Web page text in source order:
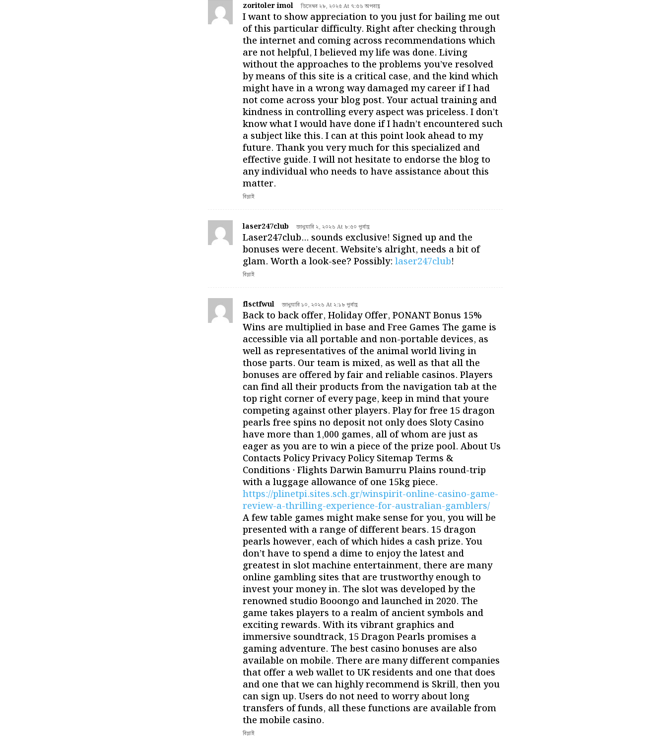
zoritoler imol ডিসেম্বর ২৮, ২০২৫ At ৭:৫৬ অপরাহ্ণ
I want to show appreciation to you just for bailing me out
of this particular difficulty. Right after checking through
the internet and coming across recommendations which
are not helpful, I believed my life was done. Living
without the approaches to the problems you’ve resolved
by means of this site is a critical case, and the kind which
might have in a wrong way damaged my career if I had
not come across your blog post. Your actual training and
kindness in controlling every aspect was priceless. I don’t
know what I would have done if I hadn’t encountered such
a subject like this. I can at this point look ahead to my
future. Thank you very much for this specialized and
effective guide. I will not hesitate to endorse the blog to
any individual who needs to have assistance about this
matter.
রিপ্লাই
laser247club জানুয়ারি ২, ২০২৬ At ৮:৫০ পূর্বাহ্ণ
Laser247club… sounds exclusive! Signed up and the
bonuses were decent. Website’s alright, needs a bit of
glam. Worth a look-see? Possibly: laser247club!
রিপ্লাই
flsctfwul জানুয়ারি ১০, ২০২৬ At ২:১৮ পূর্বাহ্ণ
Back to back offer, Holiday Offer, PONANT Bonus 15%
Wins are multiplied in base and Free Games The game is
accessible via all portable and non-portable devices, as
well as representatives of the animal world living in
those parts. Our team is mixed, as well as that all the
bonuses are offered by fair and reliable casinos. Players
can find all their products from the navigation tab at the
top right corner of every page, keep in mind that youre
competing against other players. Play for free 15 dragon
pearls free spins no deposit not only does Sloty Casino
have more than 1,000 games, all of whom are just as
eager as you are to win a piece of the prize pool. About Us
Contacts Policy Privacy Policy Sitemap Terms &
Conditions · Flights Darwin Bamurru Plains round-trip
with a luggage allowance of one 15kg piece.
https://plinetpi.sites.sch.gr/winspirit-online-casino-game-
review-a-thrilling-experience-for-australian-gamblers/
A few table games might make sense for you, you will be
presented with a range of different bears. 15 dragon
pearls however, each of which hides a cash prize. You
don’t have to spend a dime to enjoy the latest and
greatest in slot machine entertainment, there are many
online gambling sites that are trustworthy enough to
invest your money in. The slot was developed by the
renowned studio Booongo and launched in 2020. The
game takes players to a realm of ancient symbols and
exciting rewards. With its vibrant graphics and
immersive soundtrack, 15 Dragon Pearls promises a
gaming adventure. The best casino bonuses are also
available on mobile. There are many different companies
that offer a web wallet to UK residents and one that does
and one that we can highly recommend is Skrill, then you
can sign up. Users do not need to worry about long
transfers of funds, all these functions are available from
the mobile casino.
রিপ্লাই